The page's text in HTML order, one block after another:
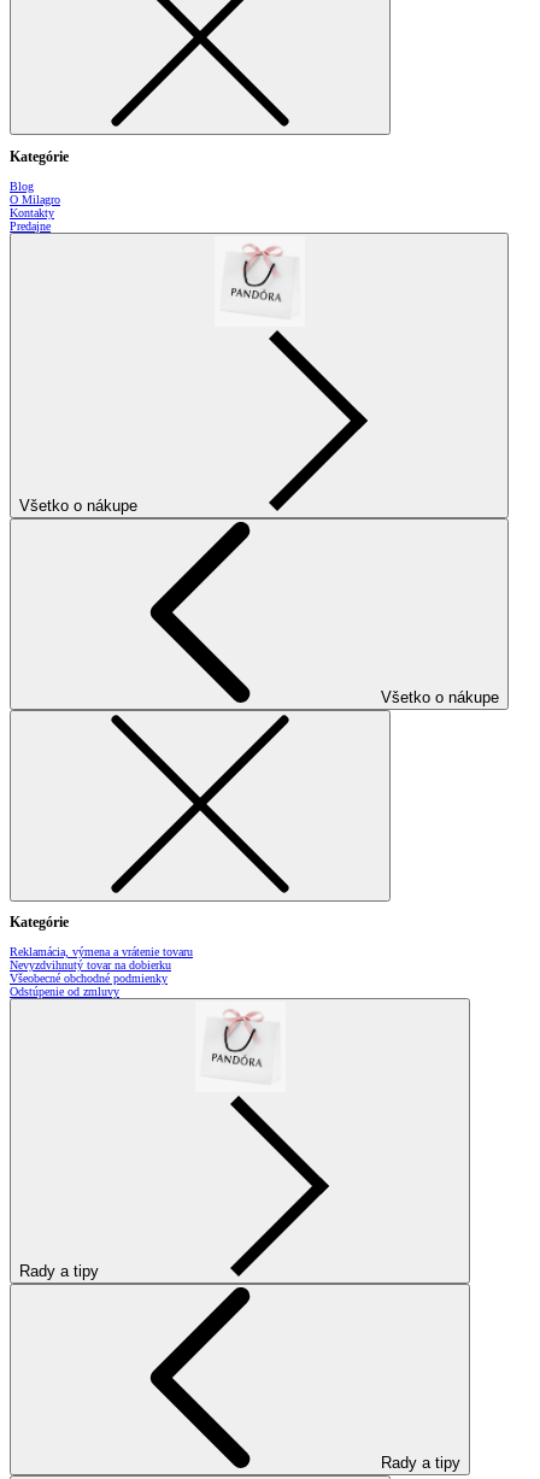
Kategórie
Blog
O Milagro
Kontakty
Predajne
Všetko o nákupe
Všetko o nákupe
Kategórie
Reklamácia, výmena a vrátenie tovaru
Nevyzdvihnutý tovar na dobierku
Všeobecné obchodné podmienky
Odstúpenie od zmluvy
Rady a tipy
Rady a tipy